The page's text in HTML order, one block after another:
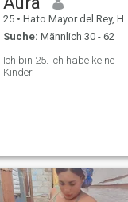
25 • Hato Mayor del Rey, Hato Mayor, Dom. Rep.
Suche: Männlich 30 - 62
Ich bin 25. Ich habe keine
Kinder.